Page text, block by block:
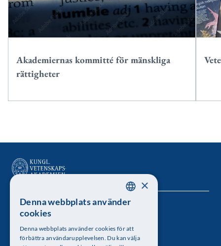
Akademiernas kommitté för mänskliga
rättigheter
Kungl. Vetenskapsakademien
Besöksadress: Lilla Frescativägen 4A
SWEDISH
×
Denna webbplats använder
cookies
Denna webbplats använder cookies för att
förbättra användarupplevelsen. Du kan välja